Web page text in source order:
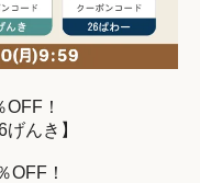
！
んき】
OFF！